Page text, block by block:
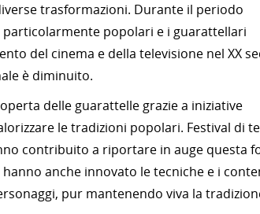
trasformazioni. Durante il periodo
popolari e i guarattellari
del cinema e della televisione nel XX
è diminuito.
delle guarattelle grazie a iniziative
le tradizioni popolari. Festival di
contribuito a riportare in auge questa
anche innovato le tecniche e i
pur mantenendo viva la